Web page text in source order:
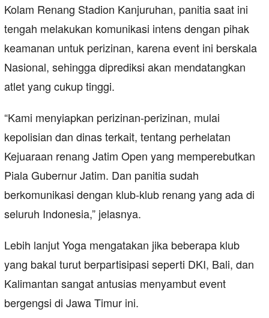
Kolam Renang Stadion Kanjuruhan, panitia saat ini
tengah melakukan komunikasi intens dengan pihak
keamanan untuk perizinan, karena event ini berskala
Nasional, sehingga diprediksi akan mendatangkan
atlet yang cukup tinggi.
“Kami menyiapkan perizinan-perizinan, mulai
kepolisian dan dinas terkait, tentang perhelatan
Kejuaraan renang Jatim Open yang memperebutkan
Piala Gubernur Jatim. Dan panitia sudah
berkomunikasi dengan klub-klub renang yang ada di
seluruh Indonesia,” jelasnya.
Lebih lanjut Yoga mengatakan jika beberapa klub
yang bakal turut berpartisipasi seperti DKI, Bali, dan
Kalimantan sangat antusias menyambut event
bergengsi di Jawa Timur ini.